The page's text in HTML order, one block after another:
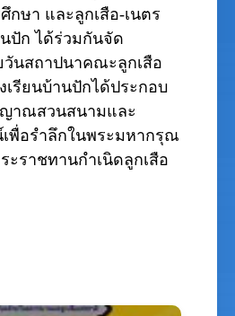
กษา และลูกเสือ-เนตร
ปัก ได้ร่วมกันจัด
นสถาปนาคณะลูกเสือ
เรียนบ้านปักได้ประกอบ
าณสวนสนามและ
พื่อรำลึกในพระมหากรุณ
ราชทานกำเนิดลูกเสือ